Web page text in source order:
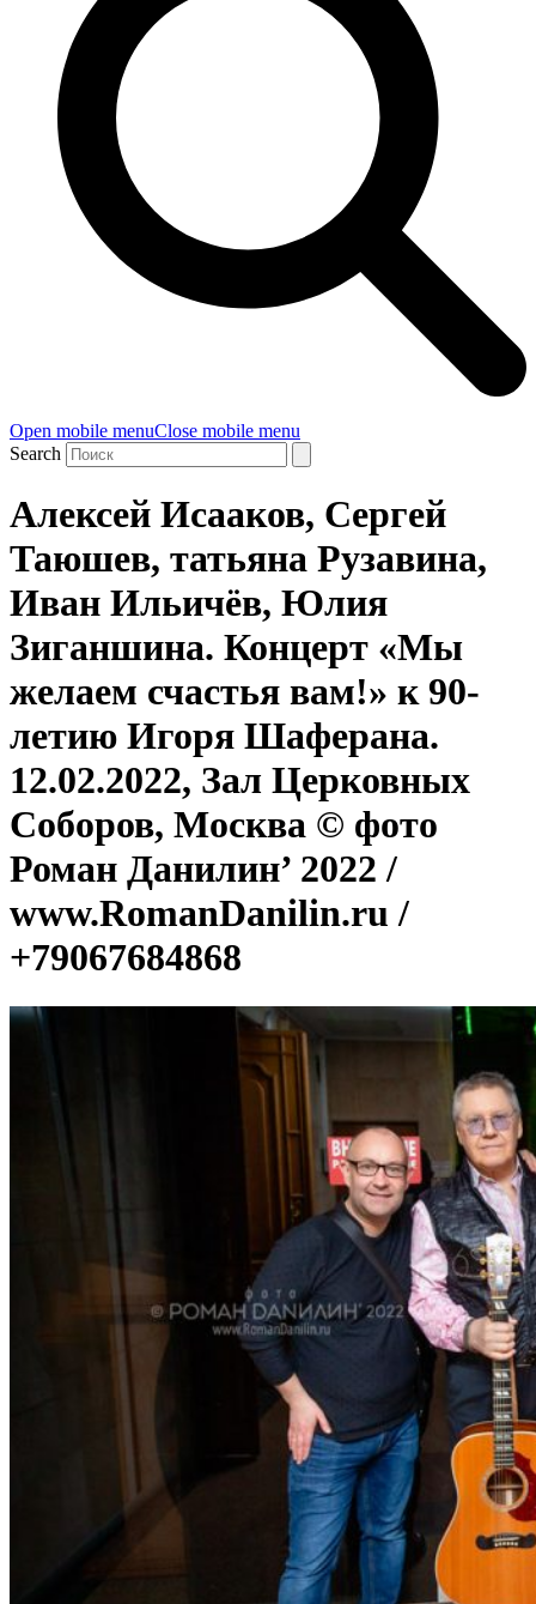
Open mobile menuClose mobile menu
Search
Алексей Исааков, Сергей
Таюшев, татьяна Рузавина,
Иван Ильичёв, Юлия
Зиганшина. Концерт «Мы
желаем счастья вам!» к 90-
летию Игоря Шаферана.
12.02.2022, Зал Церковных
Соборов, Москва © фото
Роман Данилин’ 2022 /
www.RomanDanilin.ru /
+79067684868